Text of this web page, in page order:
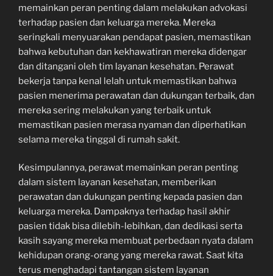
memainkan peran penting dalam melakukan advokasi
terhadap pasien dan keluarga mereka. Mereka
seringkali menyuarakan pendapat pasien, memastikan
bahwa kebutuhan dan kekhawatiran mereka didengar
dan ditangani oleh tim layanan kesehatan. Perawat
bekerja tanpa kenal lelah untuk memastikan bahwa
pasien menerima perawatan dan dukungan terbaik, dan
mereka sering melakukan yang terbaik untuk
memastikan pasien merasa nyaman dan diperhatikan
selama mereka tinggal di rumah sakit.
Kesimpulannya, perawat memainkan peran penting
dalam sistem layanan kesehatan, memberikan
perawatan dan dukungan penting kepada pasien dan
keluarga mereka. Dampaknya terhadap hasil akhir
pasien tidak bisa dilebih-lebihkan, dan dedikasi serta
kasih sayang mereka membuat perbedaan nyata dalam
kehidupan orang-orang yang mereka rawat. Saat kita
terus menghadapi tantangan sistem layanan